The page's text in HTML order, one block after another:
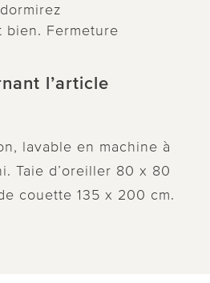
bien. Fermeture
l’article
lavable en machine à
Taie d’oreiller 80 x 80
couette 135 x 200 cm.